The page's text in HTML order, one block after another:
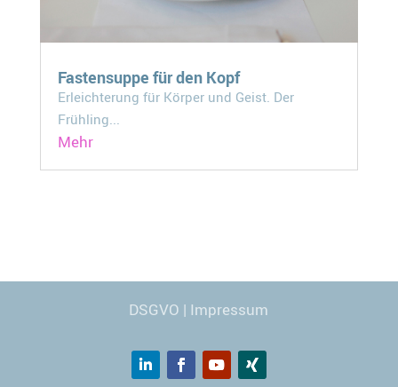
Fastensuppe für den Kopf
Erleichterung für Körper und Geist. Der
Frühling...
Mehr
DSGVO | Impressum